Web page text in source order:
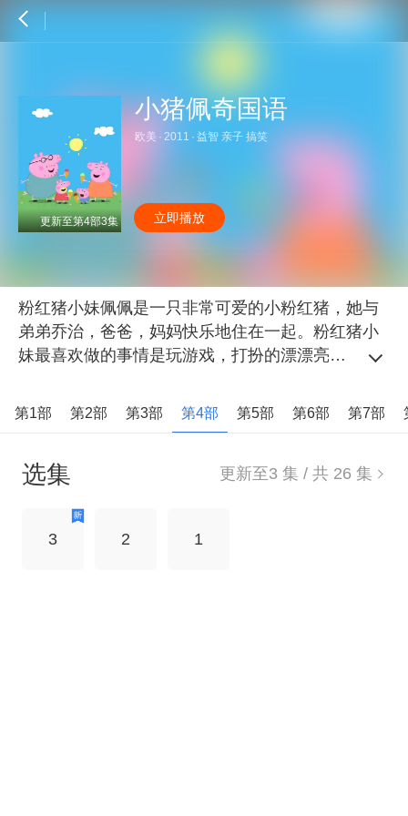
更新至第4部3集
小猪佩奇国语
欧美 · 2011 · 益智 亲子 搞笑
立即播放
粉红猪小妹佩佩是一只非常可爱的小粉红猪，她与
弟弟乔治，爸爸，妈妈快乐地住在一起。粉红猪小
妹最喜欢做的事情是玩游戏，打扮的漂漂亮亮，渡
些，她还喜欢到处探险，虽然有些时候会遇到一些
小状况，但总可以化险为夷，而且都会带给大家意
第1部 第2部 第3部 第4部 第5部 第6部 第7部
更新至3 集 / 共 26 集
选集
3 2 1